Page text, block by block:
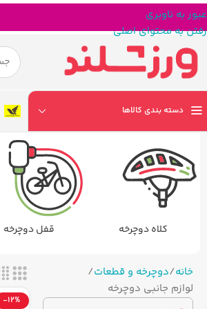
عبور به ناوبری
رفتن به محتوای اصلی
دسته بندی کالاها
کلاه دوچرخه قفل دوچرخه
خانه دوچرخه و قطعات
لوازم جانبی دوچرخه
-12%